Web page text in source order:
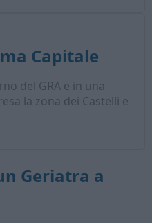
Capitale
del GRA e in una
la zona dei Castelli e
Geriatra a